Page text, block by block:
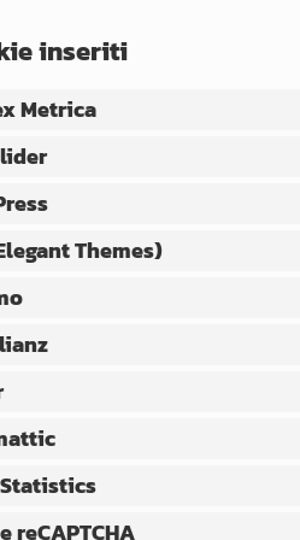
inseriti
Metrica
Themes)
reCAPTCHA